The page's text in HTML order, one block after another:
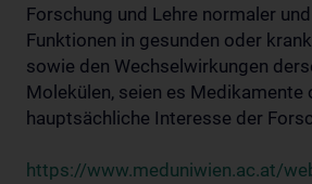
Forschung und Lehre normaler
Funktionen in gesunden oder
sowie den Wechselwirkungen
Molekülen, seien es Medikamente
hauptsächliche Interesse der
https://www.meduniwien.ac.at/